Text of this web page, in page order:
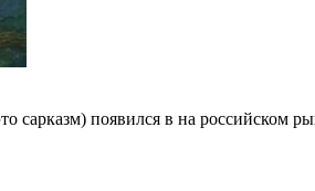
сарказм) появился в на российском